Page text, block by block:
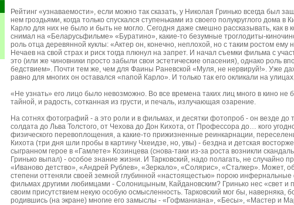
Рейтинг «узнаваемости», если можно так сказать, у Николая Гринько всегда был
нем гроздьями, когда только спускался ступеньками из своего полукруглого дома
Карло для них не было и быть не могло. Сегодня даже смешно рассказывать, как в
снимал на «Беларусьфильме» «Буратино», какие-то безумные троглодиты-
роль отца деревянной куклы: «Актер он, конечно, неплохой, но с таким ростом ему
Нечаев на свой страх и риск тогда плюнул на запрет. И начал съемки фильма с
это (или же чиновники просто забыли свои эстетические опасения), однако роль
бедствием». Почти тем же, чем для Фаины Раневской «Муля, не нервируй!». Уже
равно для многих он оставался «папой Карло». И только так его окликали на
«Не узнать» его лицо было невозможно. Во все времена таких лиц много в кино
тайной, и радость, сотканная из грусти, и печаль, излучающая озарение.
На сотнях фотографий - а это роли и в фильмах, и десятки фотопроб - он везде до
солдата до Льва Толстого, от Чехова до Дон Кихота, от Профессора до… кого
физического перевоплощения, а какие-то прижизненные реинкарнации,
Кихота (три дня шли пробы в картину Чхеидзе, но, увы) - бездна и детская
сыгранном герое в «Гамлете» Козинцева (снова-таки из-за роста возникли
Гринько выпал) - особое знание жизни. И Тарковский, надо полагать, не случайно
«Иваново детство», «Андрей Рублев», «Зеркало», «Солярис», «Сталкер». Может,
степени оттеняли своей земной глубинной «настоящестью» порою
фильмах другими любимцами - Солоницыным, Кайдановским? Гринько нес «свет и
своим присутствием некую особую осмысленность. Тарковский мог бы, наверняка,
родившись (на экране) многие его замыслы - «Гофманиана», «Бесы», «Мастер и